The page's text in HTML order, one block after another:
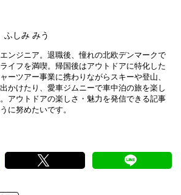
ふしみ みう
ンジニア。退職後、憧れの北欧デンマークで
イフを満喫。帰国後はアウトドアに特化した
ーツアー事業に携わりながらスキーや登山、
かけたり、愛車ジムニーで車中泊の旅を楽し
アウトドアの楽しさ・魅力を発信できる記事
に努めたいです。